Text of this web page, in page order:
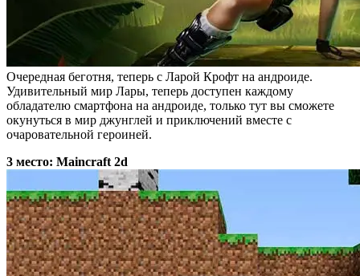
Очередная беготня, теперь с Ларой Крофт на андроиде.
Удивительный мир Лары, теперь доступен каждому
обладателю смартфона на андроиде, только тут вы сможете
окунуться в мир джунглей и приключений вместе с
очаровательной героиней.
3 место: Maincraft 2d